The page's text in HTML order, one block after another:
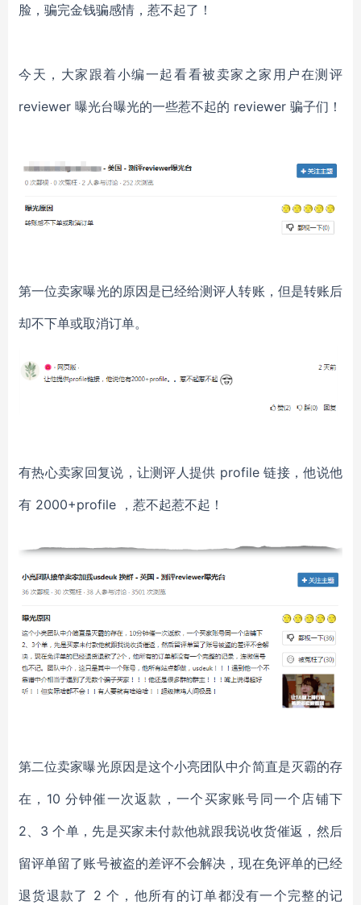
脸，骗完金钱骗感情，惹不起了！
今天，大家跟着小编一起看看被卖家之家用户在测评
reviewer 曝光台曝光的一些惹不起的 reviewer 骗子们！
第一位卖家曝光的原因是已经给测评人转账，但是转账后
却不下单或取消订单。
有热心卖家回复说，让测评人提供 profile 链接，他说他
有 2000+profile ，惹不起惹不起！
第二位卖家曝光原因是这个小亮团队中介简直是灭霸的存
在，10 分钟催一次返款，一个买家账号同一个店铺下
2、3 个单，先是买家未付款他就跟我说收货催返，然后
留评单留了账号被盗的差评不会解决，现在免评单的已经
退货退款了 2 个，他所有的订单都没有一个完整的记